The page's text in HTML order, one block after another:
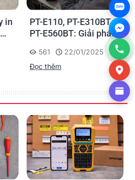
in
PT-E110, PT-E310BT,
PT-E560BT: Giải pháp
in nhãn cầm tay công
nghiệp của Brother
561
22/01/2025
Đọc thêm
Zalo